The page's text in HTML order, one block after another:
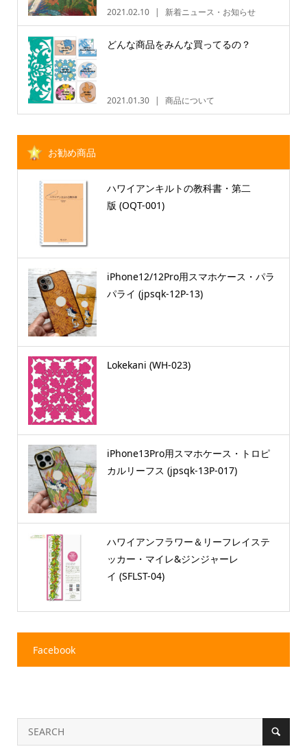
2021.02.10 新着ニュース・お知らせ
どんな商品をみんな買ってるの？
2021.01.30 商品について
お勧め商品
ハワイアンキルトの教科書・第二
版 (OQT-001)
iPhone12/12Pro用スマホケース・パラ
パライ (jpsqk-12P-13)
Lokekani (WH-023)
iPhone13Pro用スマホケース・トロピ
カルリーフス (jpsqk-13P-017)
ハワイアンフラワー＆リーフレイステ
ッカー・マイレ&ジンジャーレ
イ (SFLST-04)
Facebook